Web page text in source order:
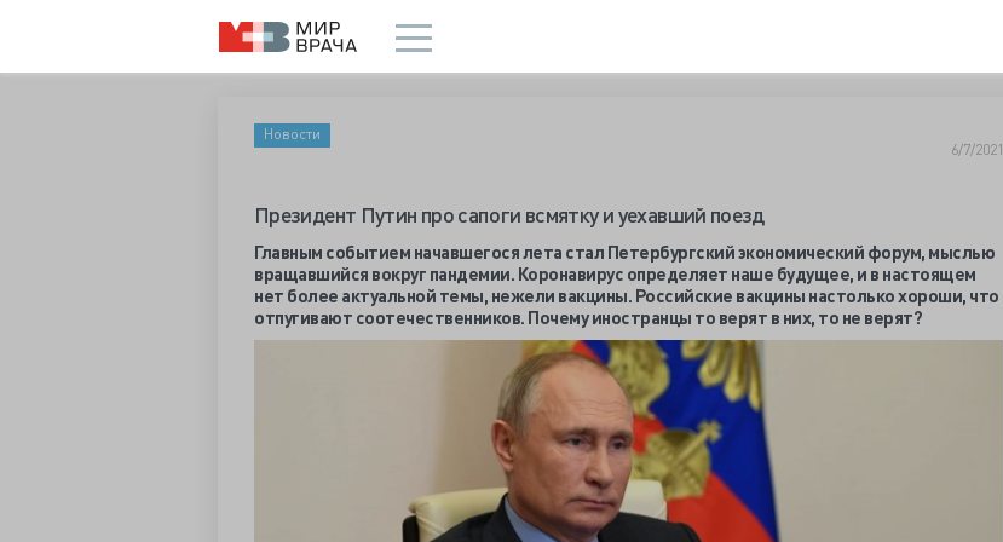
Новости
6/7/2021
Президент Путин про сапоги всмятку и уехавший поезд
Главным событием начавшегося лета стал Петербургский экономический форум, мыслью
вращавшийся вокруг пандемии. Коронавирус определяет наше будущее, и в настоящем
нет более актуальной темы, нежели вакцины. Российские вакцины настолько хороши, что
отпугивают соотечественников. Почему иностранцы то верят в них, то не верят?